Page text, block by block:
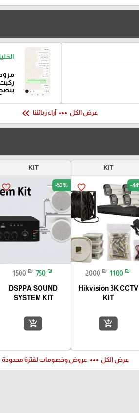
عرض الكل more_horiz آراء زبائننا keyboard_double_arrow_left
KIT
favorite_border -
2000 ₪ 1100 ₪
Hikvision 3K CCTV
KIT
add_shopping_cart
KIT
favorite_border -50%
1500 ₪ 750 ₪
DSPPA SOUND
SYSTEM KIT
add_shopping_cart
عرض الكل more_horiz عروض وخصومات لفترة محدودة